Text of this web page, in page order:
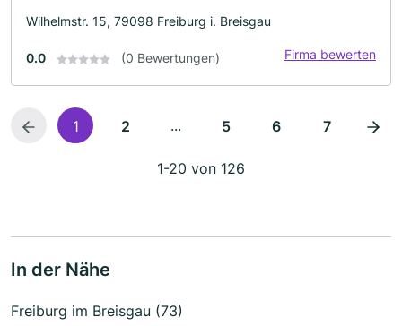
Wilhelmstr. 15, 79098 Freiburg i. Breisgau
0.0 (0 Bewertungen) Firma bewerten
1 2 ... 5 6 7
1-20 von 126
In der Nähe
Freiburg im Breisgau (73)